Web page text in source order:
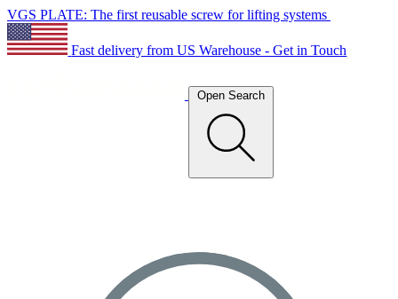
VGS PLATE: The first reusable screw for lifting systems
Fast delivery from US Warehouse - Get in Touch
Open Search